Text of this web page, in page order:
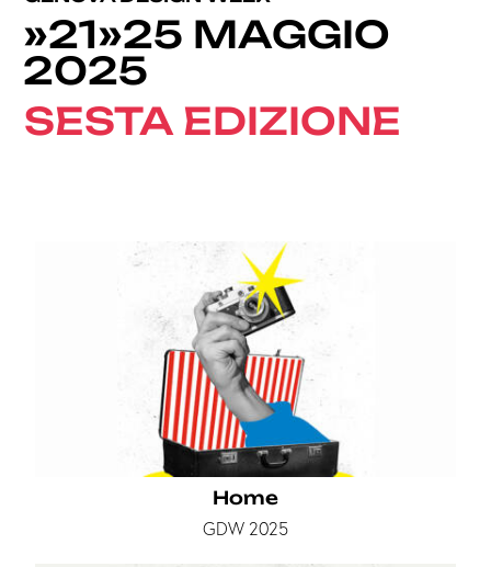
»21»25 MAGGIO
2025
SESTA EDIZIONE
Home
GDW 2025